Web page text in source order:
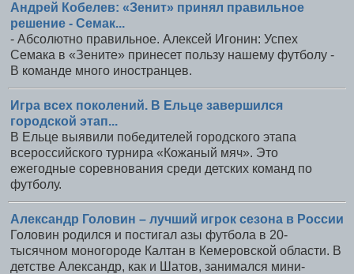
Андрей Кобелев: «Зенит» принял правильное
решение - Семак...
- Абсолютно правильное. Алексей Игонин: Успех
Семака в «Зените» принесет пользу нашему футболу -
В команде много иностранцев.
Игра всех поколений. В Ельце завершился
городской этап...
В Ельце выявили победителей городского этапа
всероссийского турнира «Кожаный мяч». Это
ежегодные соревнования среди детских команд по
футболу.
Александр Головин – лучший игрок сезона в России
Головин родился и постигал азы футбола в 20-
тысячном моногороде Калтан в Кемеровской области. В
детстве Александр, как и Шатов, занимался мини-